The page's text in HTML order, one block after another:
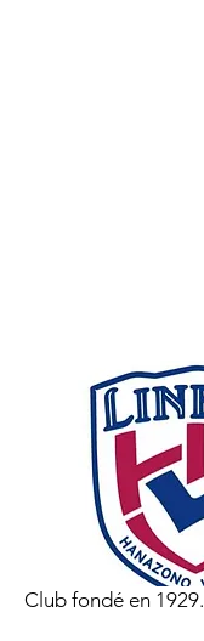
Club fondé en 1929.